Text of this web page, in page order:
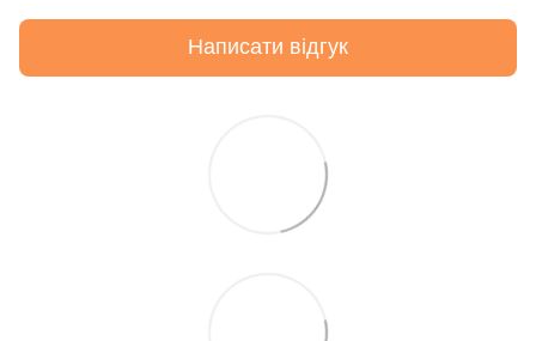
Написати відгук